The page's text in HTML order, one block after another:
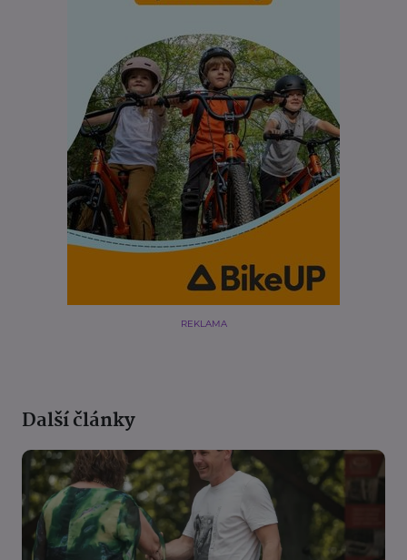
REKLAMA
Další články